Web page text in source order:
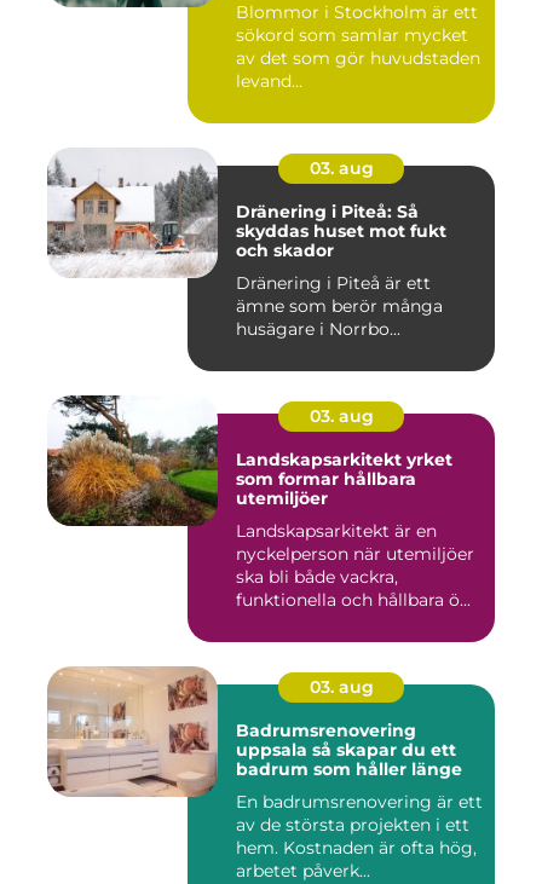
Blommor i Stockholm är ett
sökord som samlar mycket
av det som gör huvudstaden
levand...
03. aug
Dränering i Piteå: Så
skyddas huset mot fukt
och skador
Dränering i Piteå är ett
ämne som berör många
husägare i Norrbo...
03. aug
Landskapsarkitekt yrket
som formar hållbara
utemiljöer
Landskapsarkitekt är en
nyckelperson när utemiljöer
ska bli både vackra,
funktionella och hållbara ö...
03. aug
Badrumsrenovering
uppsala så skapar du ett
badrum som håller länge
En badrumsrenovering är ett
av de största projekten i ett
hem. Kostnaden är ofta hög,
arbetet påverk...